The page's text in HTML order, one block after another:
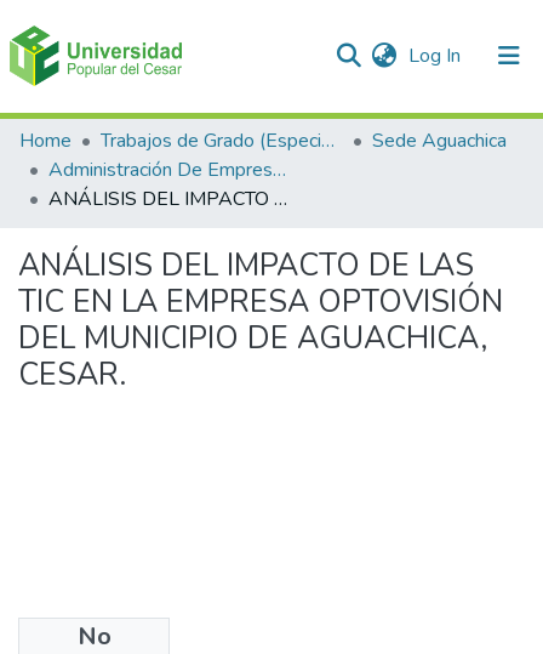
Log In (current)
Communities & Collections
All of DSpace
Home Trabajos de Grado (Especializaciones y Pregrados)
Sede Aguachica
Administración De Empresas
ANÁLISIS DEL IMPACTO DE LAS TIC EN LA EMPRESA OPTOVISIÓN DEL MUNICIPIO DE AGUACHICA, CESAR.
ANÁLISIS DEL IMPACTO DE LAS
TIC EN LA EMPRESA OPTOVISIÓN
DEL MUNICIPIO DE AGUACHICA,
CESAR.
No